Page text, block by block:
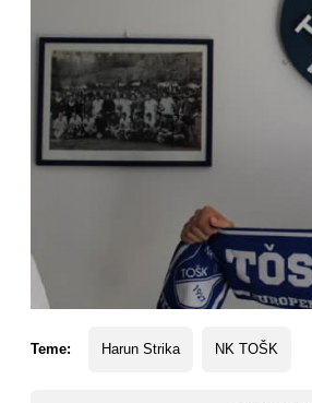
Teme: Harun Strika NK TOŠK